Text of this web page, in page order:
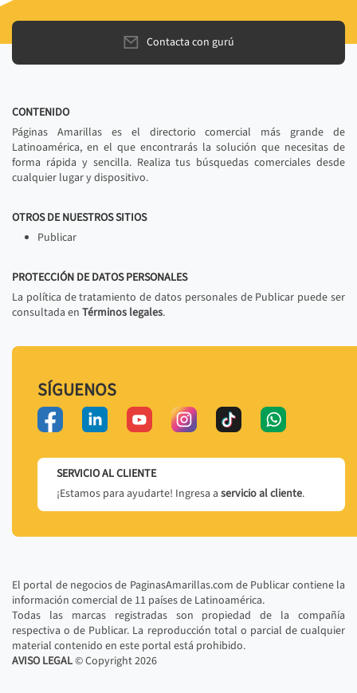
Contacta con gurú
CONTENIDO
Páginas Amarillas es el directorio comercial más grande de
Latinoamérica, en el que encontrarás la solución que necesitas de
forma rápida y sencilla. Realiza tus búsquedas comerciales desde
cualquier lugar y dispositivo.
OTROS DE NUESTROS SITIOS
Publicar
PROTECCIÓN DE DATOS PERSONALES
La política de tratamiento de datos personales de Publicar puede ser
consultada en Términos legales.
SÍGUENOS
SERVICIO AL CLIENTE
¡Estamos para ayudarte! Ingresa a servicio al cliente.
El portal de negocios de PaginasAmarillas.com de Publicar contiene la
información comercial de 11 países de Latinoamérica.
Todas las marcas registradas son propiedad de la compañía
respectiva o de Publicar. La reproducción total o parcial de cualquier
material contenido en este portal está prohibido.
AVISO LEGAL© Copyright2026